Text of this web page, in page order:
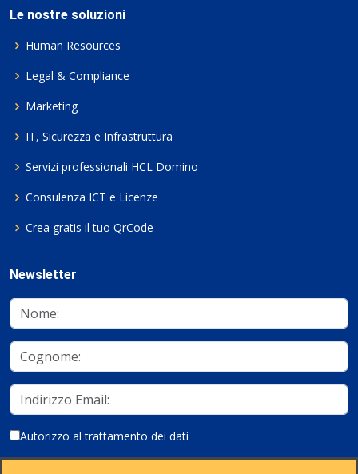
Le nostre soluzioni
Human Resources
Legal & Compliance
Marketing
IT, Sicurezza e Infrastruttura
Servizi professionali HCL Domino
Consulenza ICT e Licenze
Crea gratis il tuo QrCode
Newsletter
Autorizzo al trattamento dei dati